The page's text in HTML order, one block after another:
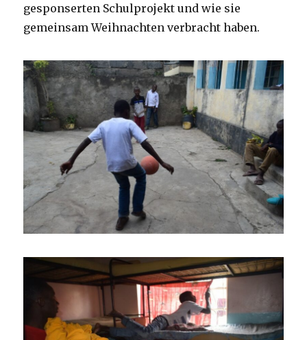
gesponserten Schulprojekt und wie sie
gemeinsam Weihnachten verbracht haben.